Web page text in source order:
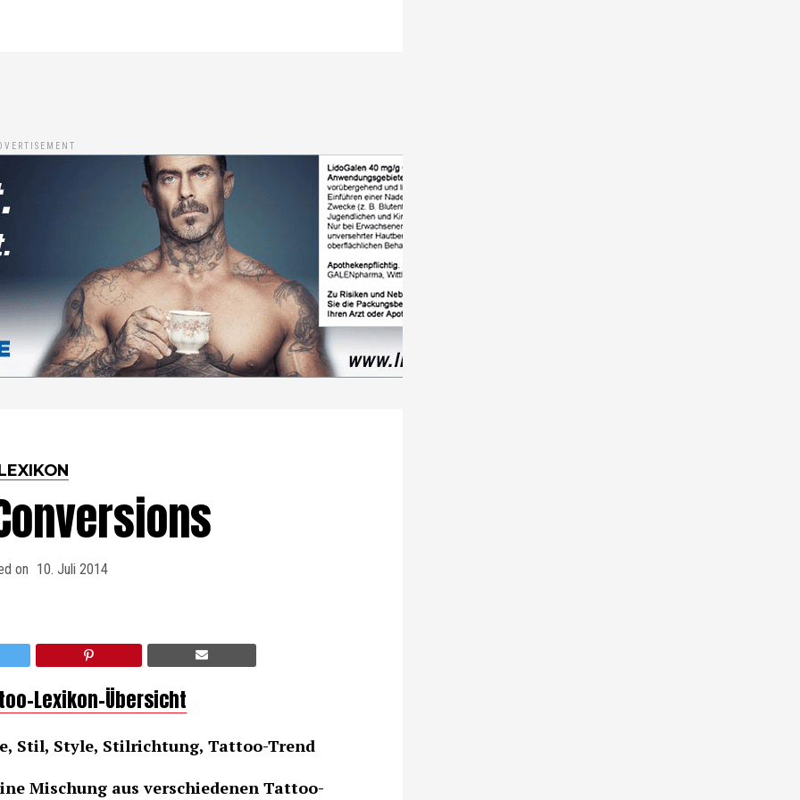
on 10. Juli 2014
Lexikon-Übersicht
Stil, Style, Stilrichtung, Tattoo-Trend
Mischung aus verschiedenen Tattoo-